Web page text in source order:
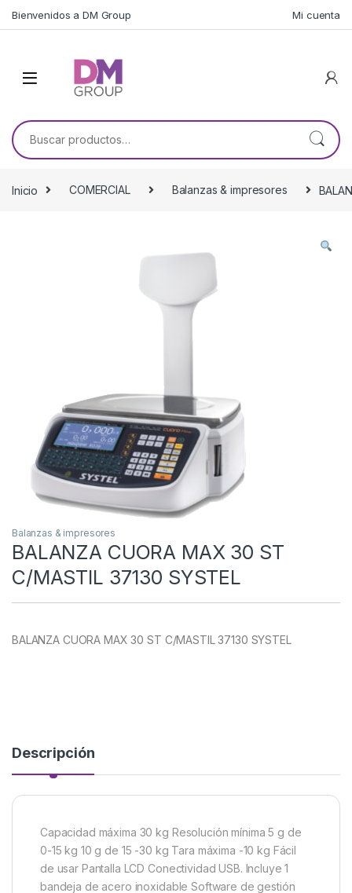
Bienvenidos a DM Group Mi cuenta
Buscar por:
Inicio COMERCIAL Balanzas & impresores
Balanzas & impresores
BALANZA CUORA MAX 30 ST
C/MASTIL 37130 SYSTEL
BALANZA CUORA MAX 30 ST C/MASTIL 37130 SYSTEL
Descripción
Capacidad máxima 30 kg Resolución mínima 5 g de
0-15 kg 10 g de 15 -30 kg Tara máxima -10 kg Fácil
de usar Pantalla LCD Conectividad USB. Incluye 1
bandeja de acero inoxidable Software de gestión